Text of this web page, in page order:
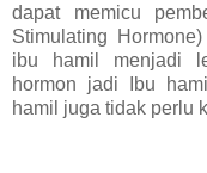
dapat memicu
Stimulating
ibu hamil menjadi
hormon jadi Ibu
hamil juga tidak perlu